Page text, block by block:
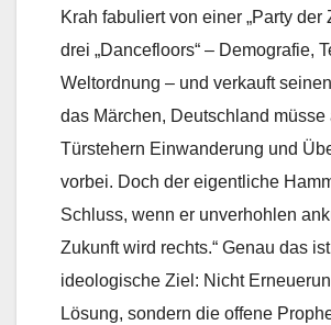
Krah fabuliert von einer „Party der
drei „Dancefloors“ – Demografie,
Weltordnung – und verkauft
das Märchen, Deutschland müsse
Türstehern Einwanderung und
vorbei. Doch der eigentliche
Schluss, wenn er unverhohlen
Zukunft wird rechts.“ Genau das
ideologische Ziel: Nicht
Lösung, sondern die offene